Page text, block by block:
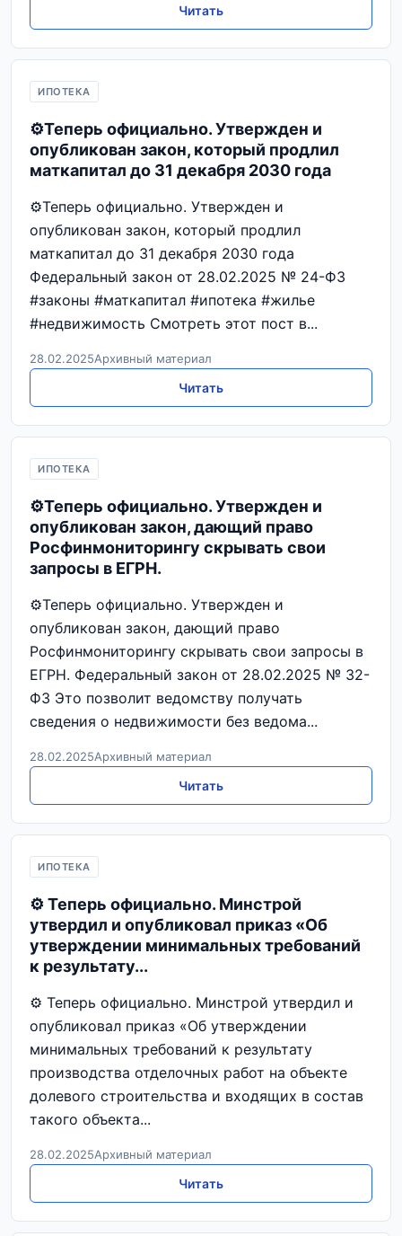
Читать
ИПОТЕКА
⚙️Теперь официально. Утвержден и
опубликован закон, который продлил
маткапитал до 31 декабря 2030 года
⚙️Теперь официально. Утвержден и
опубликован закон, который продлил
маткапитал до 31 декабря 2030 года
Федеральный закон от 28.02.2025 № 24-ФЗ
#законы #маткапитал #ипотека #жилье
#недвижимость Смотреть этот пост в...
28.02.2025Архивный материал
Читать
ИПОТЕКА
⚙️Теперь официально. Утвержден и
опубликован закон, дающий право
Росфинмониторингу скрывать свои
запросы в ЕГРН.
⚙️Теперь официально. Утвержден и
опубликован закон, дающий право
Росфинмониторингу скрывать свои запросы в
ЕГРН. Федеральный закон от 28.02.2025 № 32-
ФЗ Это позволит ведомству получать
сведения о недвижимости без ведома...
28.02.2025Архивный материал
Читать
ИПОТЕКА
⚙️ Теперь официально. Минстрой
утвердил и опубликовал приказ «Об
утверждении минимальных требований
к результату...
⚙️ Теперь официально. Минстрой утвердил и
опубликовал приказ «Об утверждении
минимальных требований к результату
производства отделочных работ на объекте
долевого строительства и входящих в состав
такого объекта...
28.02.2025Архивный материал
Читать